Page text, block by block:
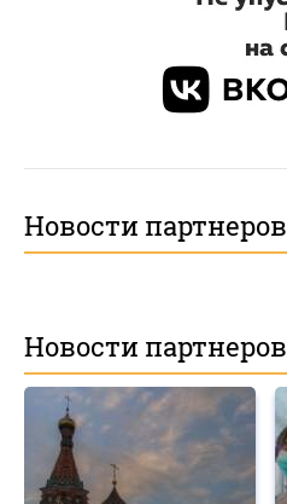
Новости партнеров
Новости партнеров